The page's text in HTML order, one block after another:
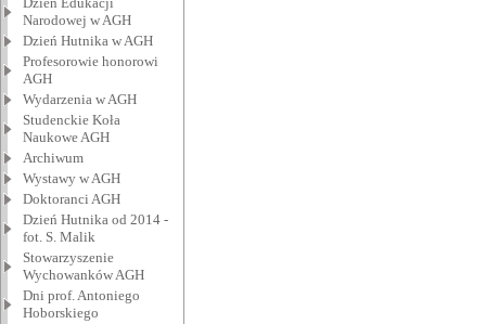
Narodowej w AGH
Dzień Hutnika w AGH
Profesorowie honorowi
AGH
Wydarzenia w AGH
Studenckie Koła
Naukowe AGH
Archiwum
Wystawy w AGH
Doktoranci AGH
Dzień Hutnika od 2014 -
fot. S. Malik
Stowarzyszenie
Wychowanków AGH
Dni prof. Antoniego
Hoborskiego